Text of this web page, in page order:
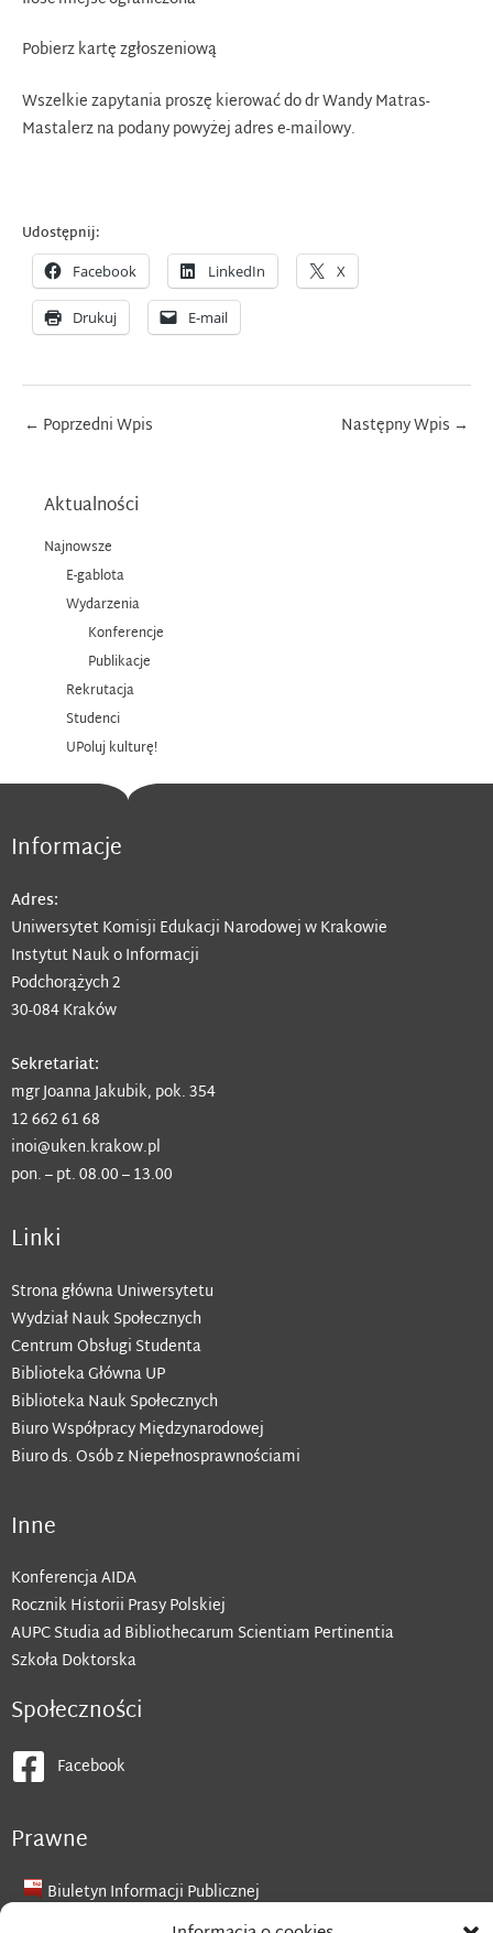
Pobierz kartę zgłoszeniową
Wszelkie zapytania proszę kierować do dr Wandy Matras-
Mastalerz na podany powyżej adres e-mailowy.
Udostępnij:
Facebook LinkedIn X
Drukuj E-mail
Post
← Poprzedni Wpis Następny Wpis →
Aktualności
Najnowsze
E-gablota
Wydarzenia
Konferencje
Publikacje
Rekrutacja
Studenci
UPoluj kulturę!
Informacje
Adres:
Uniwersytet Komisji Edukacji Narodowej w Krakowie
Instytut Nauk o Informacji
Podchorążych 2
30-084 Kraków
Sekretariat:
mgr Joanna Jakubik, pok. 354
12 662 61 68
inoi@uken.krakow.pl
pon. – pt. 08.00 – 13.00
Linki
Strona główna Uniwersytetu
Wydział Nauk Społecznych
Centrum Obsługi Studenta
Biblioteka Główna UP
Biblioteka Nauk Społecznych
Biuro Współpracy Międzynarodowej
Biuro ds. Osób z Niepełnosprawnościami
Inne
Konferencja AIDA
Rocznik Historii Prasy Polskiej
AUPC Studia ad Bibliothecarum Scientiam Pertinentia
Szkoła Doktorska
Społeczności
Facebook
Prawne
Biuletyn Informacji Publicznej
Deklaracja dostępności cyfrowej